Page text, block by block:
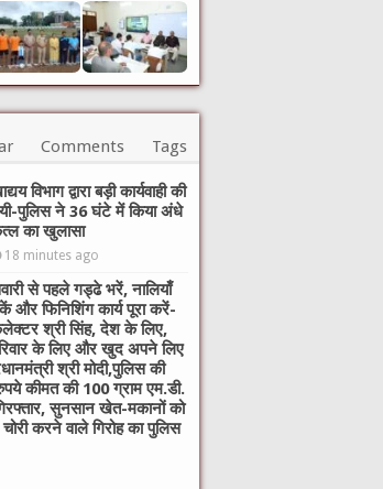
Comments Tags
विभाग द्वारा बड़ी कार्यवाही की
पुलिस ने 36 घंटे में किया अंधे
का खुलासा
18 minutes ago
से पहले गड्ढे भरें, नालियाँ
और फिनिशिंग कार्य पूरा करें-
श्री सिंह, देश के लिए,
के लिए और खुद अपने लिए
श्री मोदी,पुलिस की
कीमत की 100 ग्राम एम.डी.
सुनसान खेत-मकानों को
करने वाले गिरोह का पुलिस